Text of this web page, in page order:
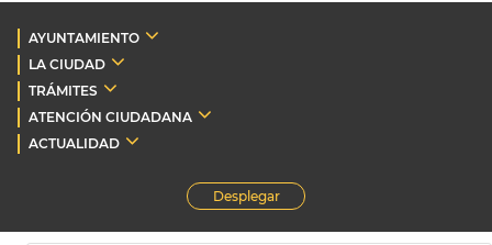
AYUNTAMIENTO
LA CIUDAD
TRÁMITES
ATENCIÓN CIUDADANA
ACTUALIDAD
Desplegar